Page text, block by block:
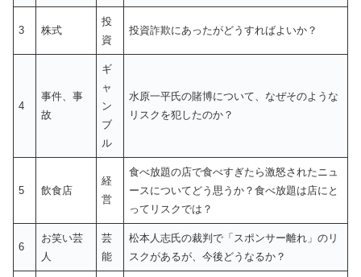
3 株式
投
資
投資詐欺にあったがどうすればよいか？
4
事件、事
故
ギ
ャ
ン
ブ
ル
水原一平氏の賭博について、なぜそのような
リスクを犯したのか？
5 飲食店
経
営
食べ放題の店で食べすぎたら激怒されたニュ
ースについてどう思うか？食べ放題は店にと
ってリスクでは？
6
お笑い芸
人
芸
能
松本人志氏の裁判で「スポンサー離れ」のリ
スクがあるが、今後どうなるか？